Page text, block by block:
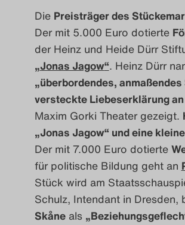
Die Preisträger des
Der mit 5.000 Euro dotierte
der Heinz und Heide Dürr
„Jonas Jagow“. Heinz Dürr
„überbordendes,
versteckte Liebeserklärung an
Maxim Gorki Theater gezeigt.
„Jonas Jagow“ und eine kleine
Der mit 7.000 Euro dotierte
für politische Bildung geht an
Stück wird am
Schulz, Intendant in Dresden,
Skåneals